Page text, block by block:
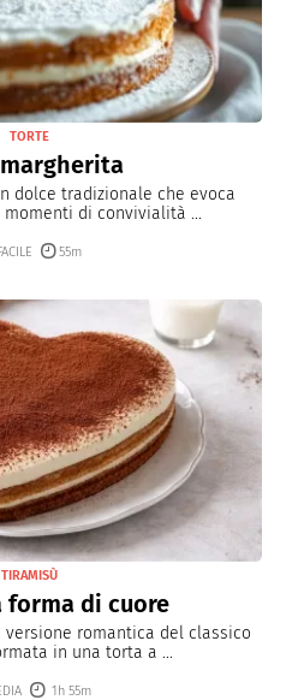
TORTE
dolce tradizionale che evoca
momenti di convivialità ...
55m
TIRAMISÙ
forma di cuore
romantica del classico
in una torta a ...
1h 55m